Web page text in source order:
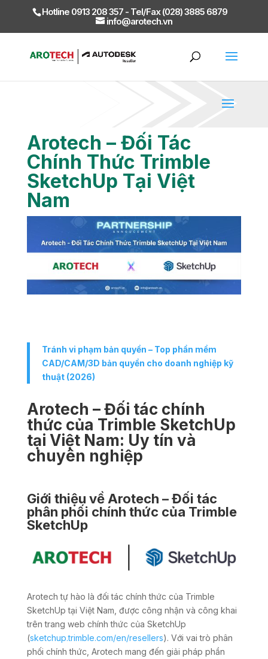
Hotline 0913 208 357 - Tel/Fax (028) 3885 6879
info@arotech.vn
Arotech – Đối Tác
Chính Thức Trimble
SketchUp Tại Việt
Nam
Tránh vi phạm bản quyền – Top phần mềm
CAD/CAM/3D bản quyền cho doanh nghiệp kỹ
thuật (2026)
Arotech – Đối tác chính
thức của Trimble SketchUp
tại Việt Nam: Uy tín và
chuyên nghiệp
Giới thiệu về Arotech – Đối tác
phân phối chính thức của Trimble
SketchUp
Arotech tự hào là đối tác chính thức của Trimble
SketchUp tại Việt Nam, được công nhận và công khai
trên trang web chính thức của SketchUp
(sketchup.trimble.com/en/resellers). Với vai trò phân
phối chính thức, Arotech mang đến giải pháp phần